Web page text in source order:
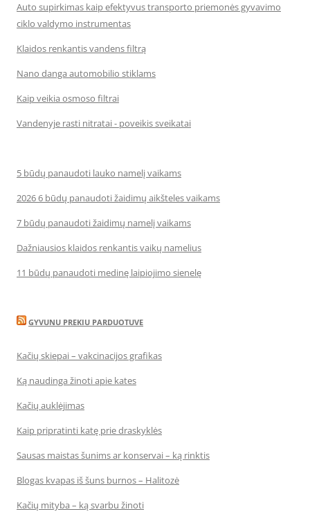
Auto supirkimas kaip efektyvus transporto priemonės gyvavimo
ciklo valdymo instrumentas
Klaidos renkantis vandens filtrą
Nano danga automobilio stiklams
Kaip veikia osmoso filtrai
Vandenyje rasti nitratai - poveikis sveikatai
5 būdų panaudoti lauko namelį vaikams
2026 6 būdų panaudoti žaidimų aikšteles vaikams
7 būdų panaudoti žaidimų namelį vaikams
Dažniausios klaidos renkantis vaikų namelius
11 būdų panaudoti medinę laipiojimo sienelę
GYVUNU PREKIU PARDUOTUVE
Kačių skiepai – vakcinacijos grafikas
Ką naudinga žinoti apie kates
Kačių auklėjimas
Kaip pripratinti katę prie draskyklės
Sausas maistas šunims ar konservai – ką rinktis
Blogas kvapas iš šuns burnos – Halitozė
Kačių mityba – ką svarbu žinoti